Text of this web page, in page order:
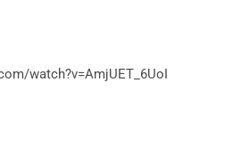
watch?v=AmjUET_6UoI